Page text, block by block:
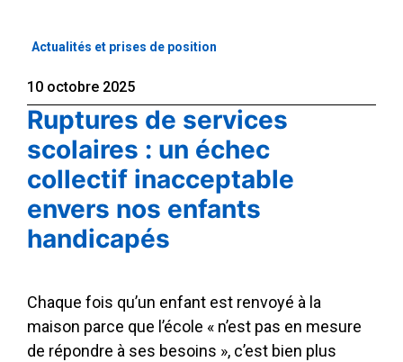
Actualités et prises de position
10 octobre 2025
Ruptures de services
scolaires : un échec
collectif inacceptable
envers nos enfants
handicapés
Chaque fois qu’un enfant est renvoyé à la
maison parce que l’école « n’est pas en mesure
de répondre à ses besoins », c’est bien plus